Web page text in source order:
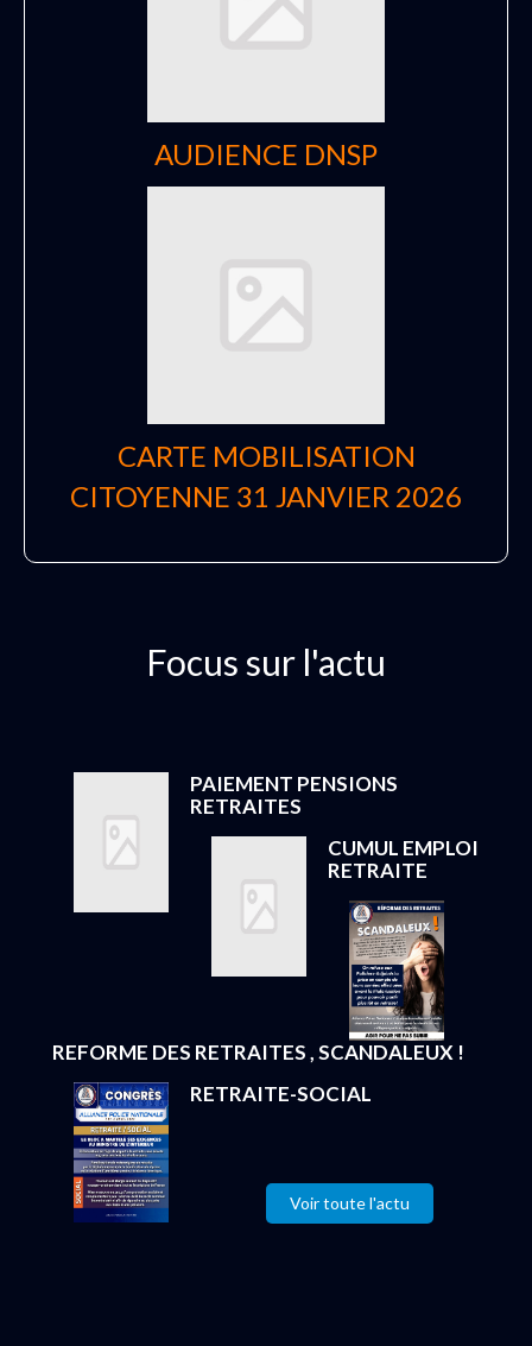
AUDIENCE DNSP
CARTE MOBILISATION
CITOYENNE 31 JANVIER 2026
Focus sur l'actu
PAIEMENT PENSIONS
RETRAITES
CUMUL EMPLOI
RETRAITE
REFORME DES RETRAITES , SCANDALEUX !
RETRAITE-SOCIAL
Voir toute l'actu